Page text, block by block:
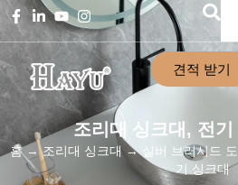
견적 받기
조리대 싱크대 , 전기
홈→조리대 싱크대 → 실버 브러시드
기 싱크대